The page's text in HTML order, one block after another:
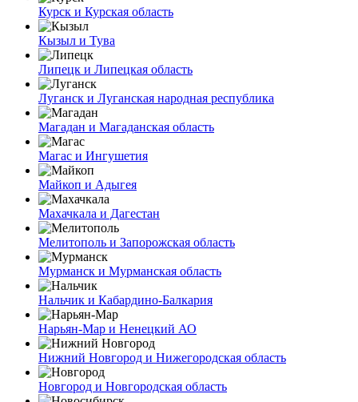
Курск и Курская область
Кызыл и Тува
Липецк и Липецкая область
Луганск и Луганская народная республика
Магадан и Магаданская область
Магас и Ингушетия
Майкоп и Адыгея
Махачкала и Дагестан
Мелитополь и Запорожская область
Мурманск и Мурманская область
Нальчик и Кабардино-Балкария
Нарьян-Мар и Ненецкий АО
Нижний Новгород и Нижегородская область
Новгород и Новгородская область